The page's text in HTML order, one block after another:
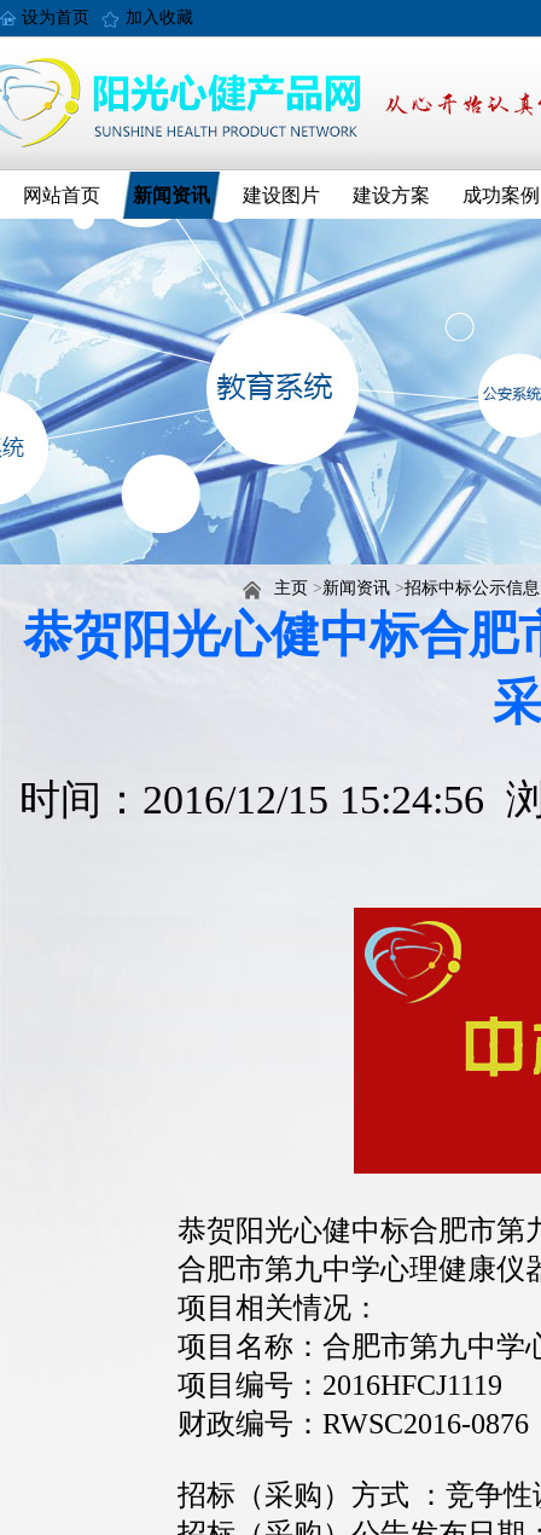
设为首页 加入收藏
网站首页 新闻资讯 建设图片 建设方案 成功案例
主页 >新闻资讯 >招标中标公示信息
恭贺阳光心健中标合肥
时间：2016/12/15 15:24:56
恭贺阳光心健中标合肥市第
合肥市第九中学心理健康
项目相关情况：
项目名称：合肥市第九中学
项目编号：2016HFCJ1119
财政编号：RWSC2016-0876
招标（采购）方式 ：竞争性